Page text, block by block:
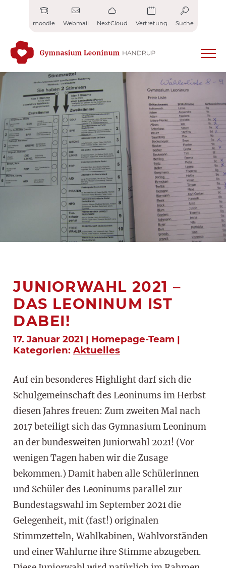
moodle Webmail NextCloud Vertretung Suche
JUNIORWAHL 2021 –
DAS LEONINUM IST
DABEI!
17. Januar 2021 | Homepage-Team |
Kategorien: Aktuelles
Auf ein besonderes Highlight darf sich die
Schulgemeinschaft des Leoninums im Herbst
diesen Jahres freuen: Zum zweiten Mal nach
2017 beteiligt sich das Gymnasium Leoninum
an der bundesweiten Juniorwahl 2021! (Vor
wenigen Tagen haben wir die Zusage
bekommen.) Damit haben alle Schülerinnen
und Schüler des Leoninums parallel zur
Bundestagswahl im September 2021 die
Gelegenheit, mit (fast!) originalen
Stimmzetteln, Wahlkabinen, Wahlvorständen
und einer Wahlurne ihre Stimme abzugeben.